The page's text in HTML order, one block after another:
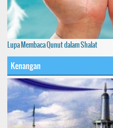
Lupa Membaca Qunut dalam Shalat
Kenangan